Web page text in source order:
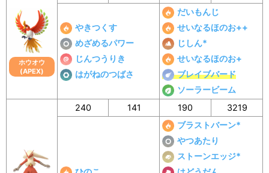
ホウオウ
(APEX)
やきつくす
めざめるパワー
じんつうりき
はがねのつばさ
だいもんじ
せいなるほのお++
じしん*
せいなるほのお+
ブレイブバード
ソーラービーム
240
141 190 3219
ブラストバーン*
やつあたり
ストーンエッジ*